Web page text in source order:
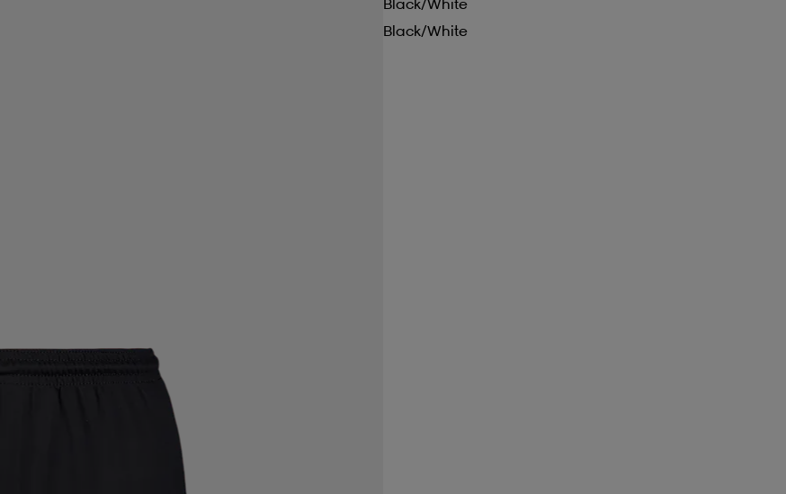
Black/white
Black/white